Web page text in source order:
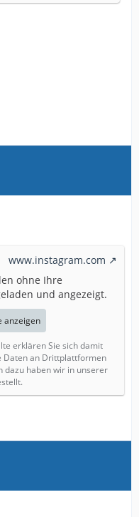
www.instagram.com
ohne Ihre
und angezeigt.
anzeigen
erklären Sie sich damit
Daten an Drittplattformen
haben wir in unserer